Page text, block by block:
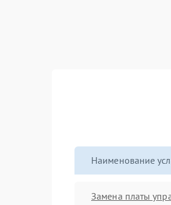
Наименование
Замена платы